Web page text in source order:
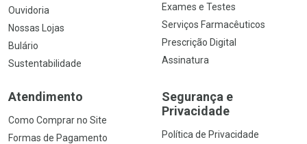
Ouvidoria
Nossas Lojas
Bulário
Sustentabilidade
Exames e Testes
Serviços Farmacêuticos
Prescrição Digital
Assinatura
Atendimento
Como Comprar no Site
Formas de Pagamento
Segurança e
Privacidade
Política de Privacidade